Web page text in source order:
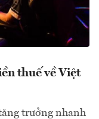
thuế về Việt
trưởng nhanh